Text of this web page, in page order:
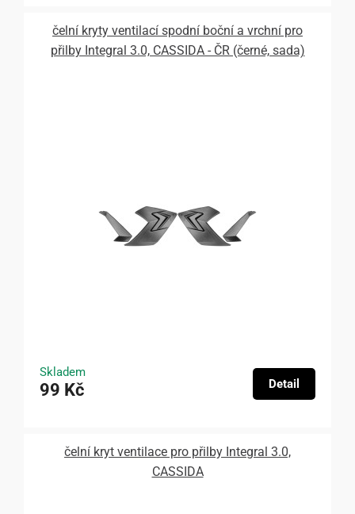
čelní kryty ventilací spodní boční a vrchní pro
přilby Integral 3.0, CASSIDA - ČR (černé, sada)
Skladem
99 Kč Detail
čelní kryt ventilace pro přilby Integral 3.0,
CASSIDA